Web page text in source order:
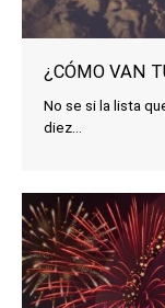
¿CÓMO VAN
No se si la lista
diez...